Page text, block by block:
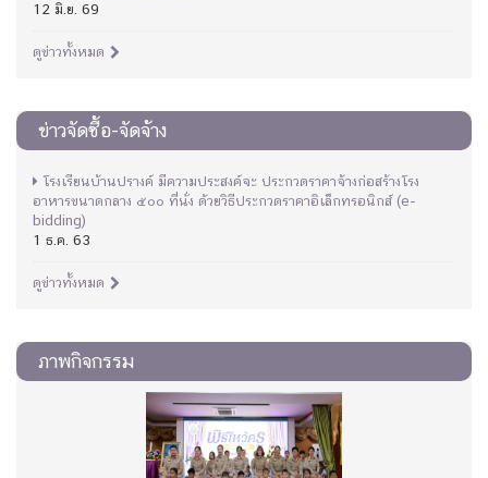
12 มิ.ย. 69
ดูข่าวทั้งหมด
ข่าวจัดซื้อ-จัดจ้าง
โรงเรียนบ้านปรางค์ มีความประสงค์จะ ประกวดราคาจ้างก่อสร้างโรง
อาหารขนาดกลาง ๕๐๐ ที่นั่ง ด้วยวิธีประกวดราคาอิเล็กทรอนิกส์ (e-
bidding)
1 ธ.ค. 63
ดูข่าวทั้งหมด
ภาพกิจกรรม